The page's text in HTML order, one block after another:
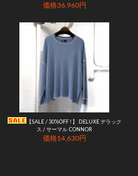
価格36,960円
【SALE / 30%OFF ! 】 DELUXE デラック
ス / サーマル CONNOR
価格14,630円